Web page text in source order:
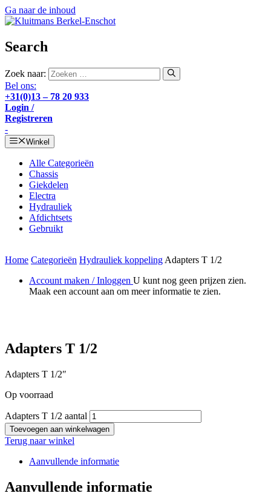
Ga naar de inhoud
Search
Zoek naar:
Bel ons:
+31(0)13 – 78 20 933
Login /
Registreren
-
Winkel
Alle Categorieën
Chassis
Giekdelen
Electra
Hydrauliek
Afdichtsets
Gebruikt
Home Categorieën Hydrauliek koppelingAdapters T 1/2
Account maken / Inloggen U kunt nog geen prijzen zien.
Maak een account aan om meer informatie te zien.
Adapters T 1/2
Adapters T 1/2″
Op voorraad
Adapters T 1/2 aantal
Toevoegen aan winkelwagen
Terug naar winkel
Aanvullende informatie
Aanvullende informatie